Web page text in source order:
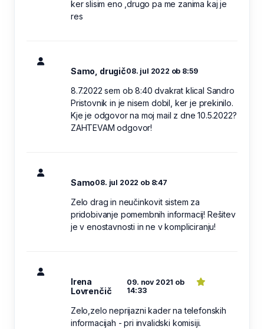
ker slisim eno ,drugo pa me zanima kaj je
res
Samo, drugič08. jul 2022 ob 8:59
8.7.2022 sem ob 8:40 dvakrat klical Sandro
Pristovnik in je nisem dobil, ker je prekinilo.
Kje je odgovor na moj mail z dne 10.5.2022?
ZAHTEVAM odgovor!
Samo08. jul 2022 ob 8:47
Zelo drag in neučinkovit sistem za
pridobivanje pomembnih informacij! Rešitev
je v enostavnosti in ne v kompliciranju!
Irena
Lovrenčič
09. nov 2021 ob
14:33
Zelo,zelo neprijazni kader na telefonskih
informacijah - pri invalidski komisiji.